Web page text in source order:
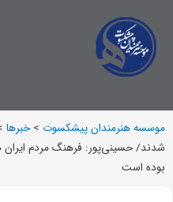
موسسه هنرمندان پیشکسوت >خبرها
شدند/ حسینی‌پور: فرهنگ مردم ایران
بوده است